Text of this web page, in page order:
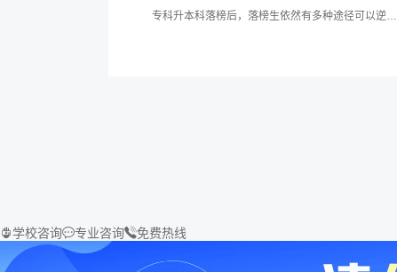
专科升本科落榜后，落榜生依然有多种途径可以逆
学校咨询专业咨询免费热线